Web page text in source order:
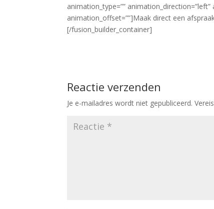
animation_type=””
animation_offset=””]Maak direct een
[/fusion_builder_container]
Reactie verzenden
Je e-mailadres wordt niet gepubliceerd.